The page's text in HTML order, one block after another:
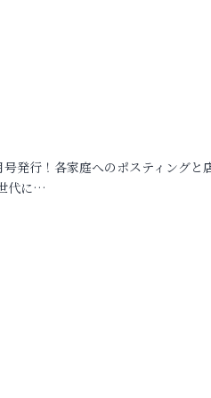
発行！各家庭へのポスティングと
代に…